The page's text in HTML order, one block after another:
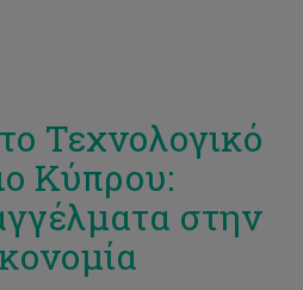
Τεχνολογικό
Κύπρου:
στην